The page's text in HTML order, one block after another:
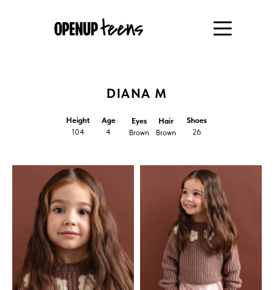
Height
104
Hair
Brown
Eyes
Brown
Shoes
26
Age
4
DIANA M